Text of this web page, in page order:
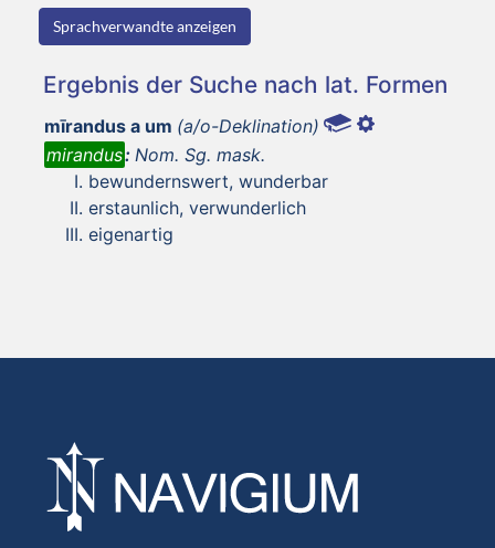
Sprachverwandte anzeigen
Ergebnis der Suche nach lat. Formen
mīrandus a um (a/o-Deklination)
mirandus: Nom. Sg. mask.
bewundernswert, wunderbar
erstaunlich, verwunderlich
eigenartig